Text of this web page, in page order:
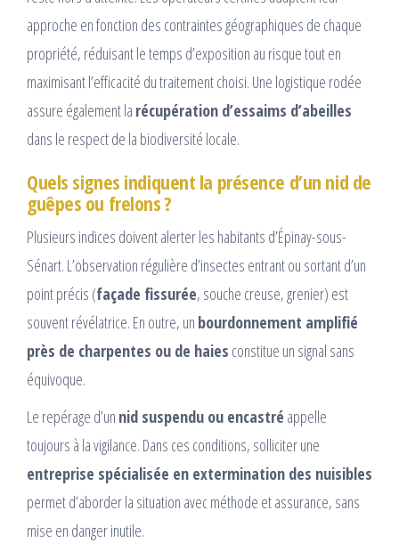
approche en fonction des contraintes géographiques de chaque
propriété, réduisant le temps d’exposition au risque tout en
maximisant l’efficacité du traitement choisi. Une logistique rodée
assure également la récupération d’essaims d’abeilles
dans le respect de la biodiversité locale.
Quels signes indiquent la présence d’un nid de
guêpes ou frelons ?
Plusieurs indices doivent alerter les habitants d’Épinay-sous-
Sénart. L’observation régulière d’insectes entrant ou sortant d’un
point précis (façade fissurée, souche creuse, grenier) est
souvent révélatrice. En outre, un bourdonnement amplifié
près de charpentes ou de haies constitue un signal sans
équivoque.
Le repérage d’un nid suspendu ou encastré appelle
toujours à la vigilance. Dans ces conditions, solliciter une
entreprise spécialisée en extermination des nuisibles
permet d’aborder la situation avec méthode et assurance, sans
mise en danger inutile.